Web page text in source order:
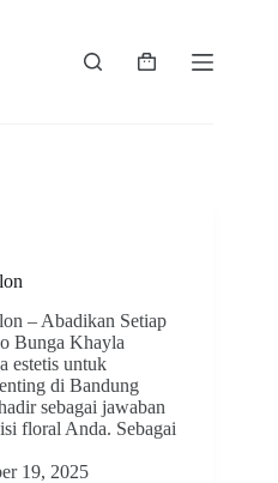
– Abadikan Setiap
Bunga Khayla
estetis untuk
di Bandung
sebagai jawaban
floral Anda. Sebagai
19, 2025